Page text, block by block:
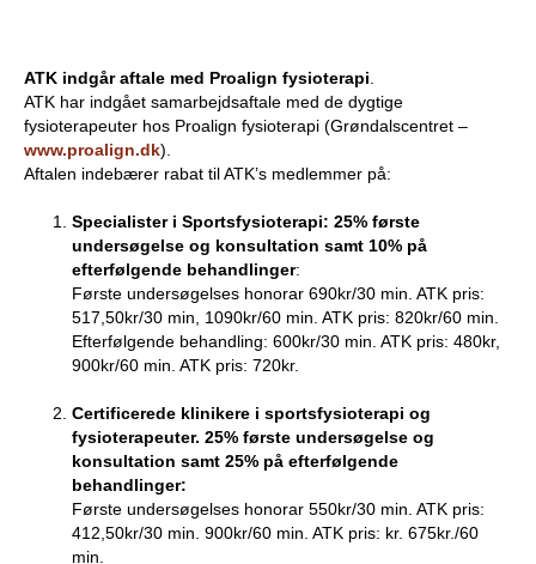
ATK indgår aftale med Proalign fysioterapi
ATK har indgået samarbejdsaftale med de dygtige
fysioterapeuter hos Proalign fysioterapi (Grøndalscentret –
www.proalign.dk).
Aftalen indebærer rabat til ATK’s medlemmer på:
Specialister i Sportsfysioterapi: 25% første
undersøgelse og konsultation samt 10% på
efterfølgende behandlinger:
Første undersøgelses honorar 690kr/30 min. ATK pris:
517,50kr/30 min, 1090kr/60 min. ATK pris: 820kr/60 min.
Efterfølgende behandling: 600kr/30 min. ATK pris: 480kr,
900kr/60 min. ATK pris: 720kr.
Certificerede klinikere i sportsfysioterapi og
fysioterapeuter. 25% første undersøgelse og
konsultation samt 25% på efterfølgende
behandlinger:
Første undersøgelses honorar 550kr/30 min. ATK pris:
412,50kr/30 min. 900kr/60 min. ATK pris: kr. 675kr./60
min.